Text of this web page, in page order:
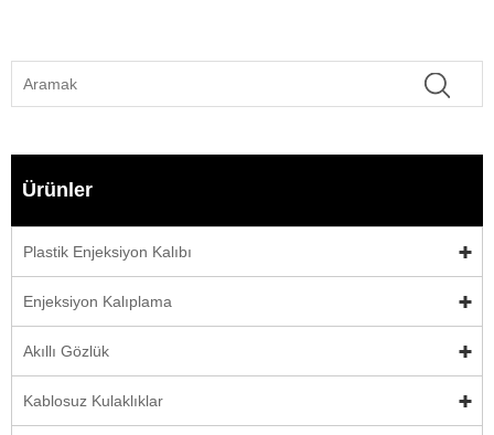
Ürünler
Plastik Enjeksiyon Kalıbı
Enjeksiyon Kalıplama
Akıllı Gözlük
Kablosuz Kulaklıklar